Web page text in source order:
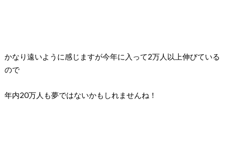
かなり遠いように感じますが今年に入って2万人以上伸びている
ので
年内20万人も夢ではないかもしれませんね！